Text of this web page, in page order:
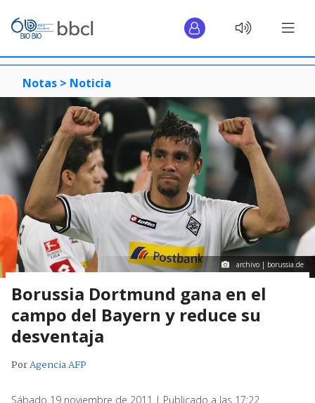
Notas > Noticia
archivo | borussia.de
Borussia Dortmund gana en el
campo del Bayern y reduce su
desventaja
PorAgencia AFP
Sábado 19 noviembre de 2011 | Publicado a las 17:22